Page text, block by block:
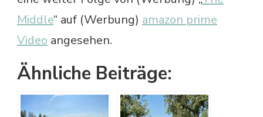
Middle“ auf (Werbung) amazon prime
Video angesehen.
Ähnliche Beiträge: